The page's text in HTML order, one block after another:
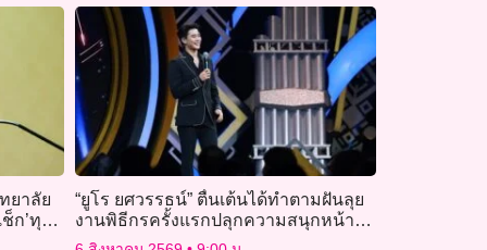
ยาลัย
ก’ทุก
“ยูโร ยศวรรธน์” ตื่นเต้นได้ทำตามฝันลุย
งานพิธีกรครั้งแรกปลุกความสนุกหน้าจอ
ใน “บัลลังก์หมอลำ”